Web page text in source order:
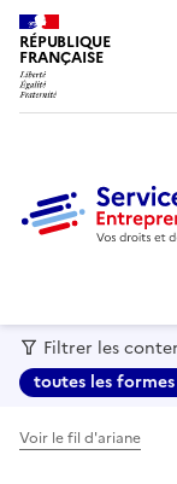
RÉPUBLIQUE
FRANÇAISE
Filtrer les
toutes les
Voir le fil d'ariane